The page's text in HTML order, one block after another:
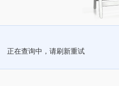
正在查询中，请刷新重试